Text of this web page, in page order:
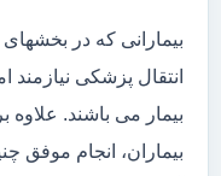
بیمارانی که در
انتقال پزشکی
بیمار می باشند. علاوه
بیماران، انجام موفق